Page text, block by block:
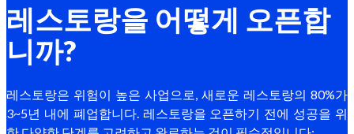
레스토랑을 어떻게 오픈합
니까?
레스토랑은 위험이 높은 사업으로, 새로운 레스토랑의 80%가
3~5년 내에 폐업합니다. 레스토랑을 오픈하기 전에 성공을 위